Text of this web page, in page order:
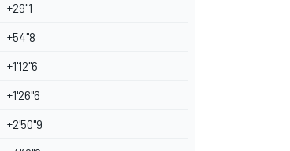
+29"1
+54"8
+1'12"6
+1'26"6
+2'50"9